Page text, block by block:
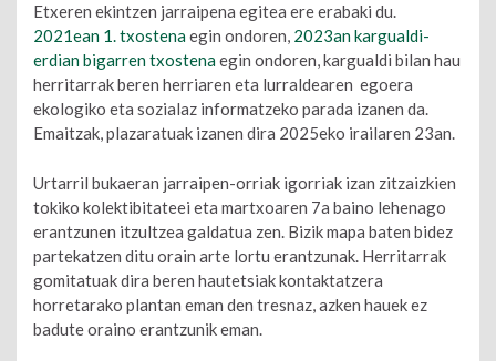
Etxeren ekintzen jarraipena egitea ere erabaki du.
2021ean 1. txostenaegin ondoren, 2023an kargualdi-
erdian bigarren txostenaegin ondoren, kargualdi bilan hau
herritarrak beren herriaren eta lurraldearen egoera
ekologiko eta sozialaz informatzeko parada izanen da.
Emaitzak, plazaratuak izanen dira 2025eko irailaren 23an.
Urtarril bukaeran jarraipen-orriak igorriak izan zitzaizkien
tokiko kolektibitateei eta martxoaren 7a baino lehenago
erantzunen itzultzea galdatua zen. Bizik mapa baten bidez
partekatzen ditu orain arte lortu erantzunak. Herritarrak
gomitatuak dira beren hautetsiak kontaktatzera
horretarako plantan eman den tresnaz, azken hauek ez
badute oraino erantzunik eman.